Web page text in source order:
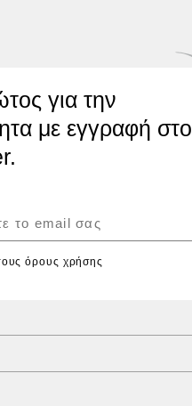
για την
με εγγραφή στο
όρους χρήσης